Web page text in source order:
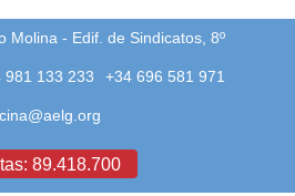
Molina - Edif. de Sindicatos, 8º
981 133 233 +34 696 581 971
89.418.700